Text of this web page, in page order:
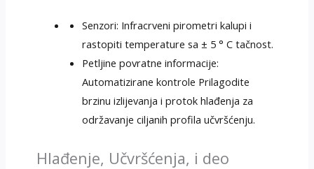
Senzori: Infracrveni pirometri kalupi i
rastopiti temperature sa ± 5 ° C tačnost.
Petljine povratne informacije:
Automatizirane kontrole Prilagodite
brzinu izlijevanja i protok hlađenja za
održavanje ciljanih profila učvršćenju.
Hlađenje, Učvršćenja, i deo